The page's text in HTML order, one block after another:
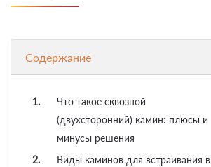
Содержание
Что такое сквозной
(двухсторонний) камин: плюсы и
минусы решения
Виды каминов для встраивания в